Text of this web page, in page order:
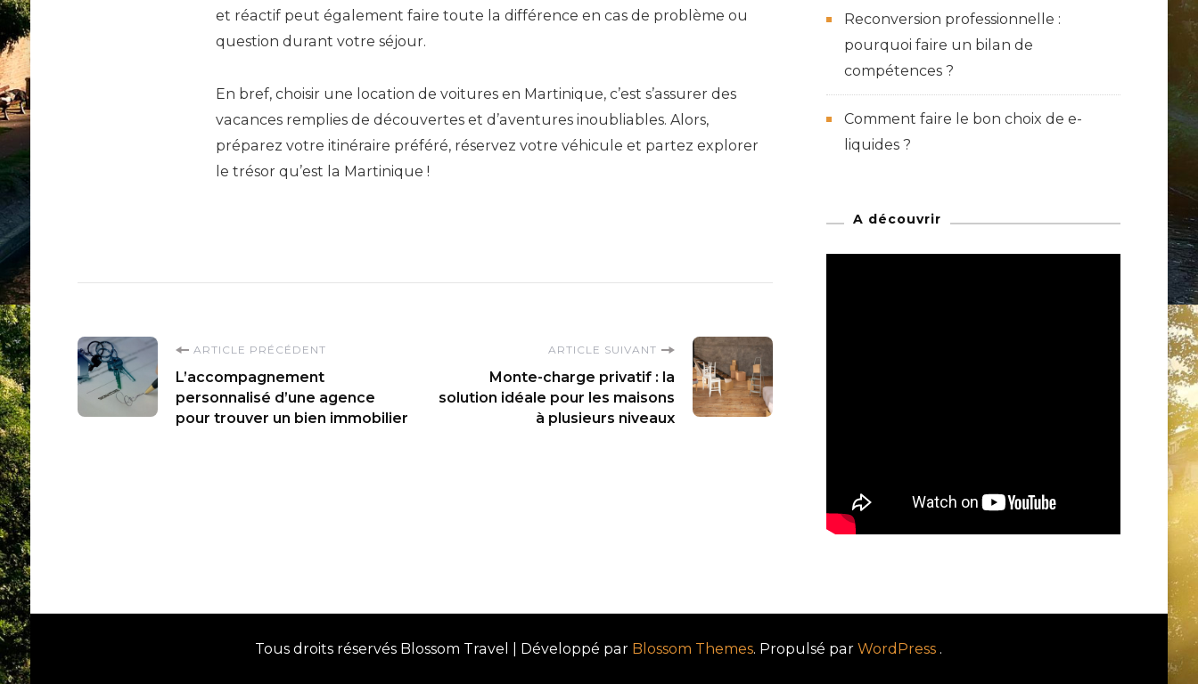
et réactif peut également faire toute la différence en cas de problème ou
question durant votre séjour.
En bref, choisir une location de voitures en Martinique, c’est s’assurer des
vacances remplies de découvertes et d’aventures inoubliables. Alors,
préparez votre itinéraire préféré, réservez votre véhicule et partez explorer
le trésor qu’est la Martinique !
Navigation
d'article
ARTICLE PRÉCÉDENT
L’accompagnement
personnalisé d’une agence
pour trouver un bien immobilier
ARTICLE SUIVANT
Monte-charge privatif : la
solution idéale pour les maisons
à plusieurs niveaux
Reconversion professionnelle :
pourquoi faire un bilan de
compétences ?
Comment faire le bon choix de e-
liquides ?
A découvrir
Tous droits réservés Blossom Travel | Développé par Blossom Themes. Propulsé parWordPress .